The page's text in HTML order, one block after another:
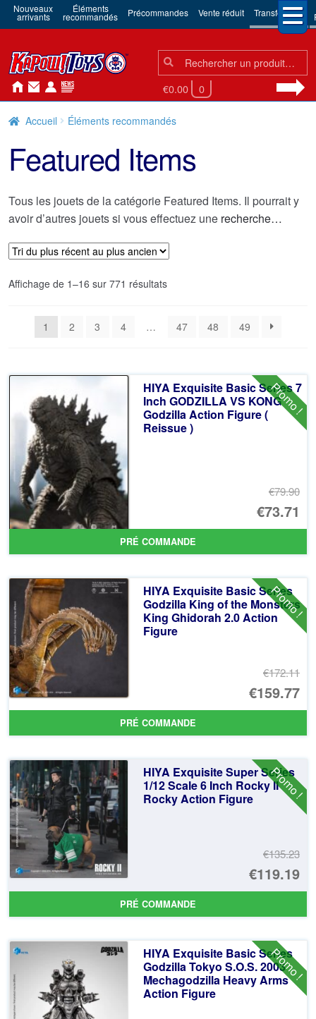
Nouveaux
arrivants
Éléments
recommandés Précommandes Vente réduit Transformers
Chercher:
Chercher
€0.00 0
Accueil Éléments recommandés
Featured Items
Tous les jouets de la catégorie Featured Items. Il pourrait y
avoir d’autres jouets si vous effectuez une recherche…
Affichage de 1–16 sur 771 résultatsTrié
récent
1 2 3 4 … 47 48 49
Promo !
HIYA Exquisite Basic Series 7
Inch GODZILLA VS KONG
Godzilla Action Figure (
Reissue )
€79.90
€73.71
Le
PRÉ COMMANDE
Promo !
HIYA Exquisite Basic Series
Godzilla King of the Monsters
King Ghidorah 2.0 Action
Figure
€172.11
Le
€159.77
Le
PRÉ COMMANDE
Promo !
HIYA Exquisite Super Series
1/12 Scale 6 Inch Rocky II
Rocky Action Figure
€135.23
Le
€119.19
Le
PRÉ COMMANDE
Promo !
HIYA Exquisite Basic Series
Godzilla Tokyo S.O.S. 2003
Mechagodzilla Heavy Arms
Action Figure